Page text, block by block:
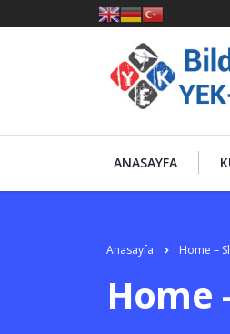
ANASAYFA
Anasayfa Home –
Home